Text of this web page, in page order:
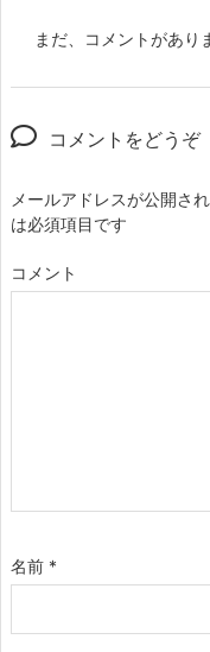
まだ、コメントがあり
コメントをどうぞ
メールアドレスが公開さ
は必須項目です
コメント
名前 *